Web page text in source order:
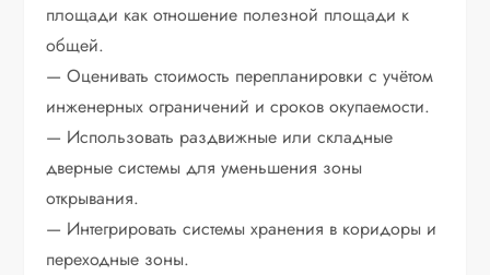
площади как отношение полезной площади к
общей.
— Оценивать стоимость перепланировки с учётом
инженерных ограничений и сроков окупаемости.
— Использовать раздвижные или складные
дверные системы для уменьшения зоны
открывания.
— Интегрировать системы хранения в коридоры и
переходные зоны.